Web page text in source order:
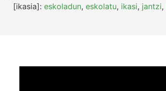
[ikasia]: eskoladun, eskolatu, ikasi, jantzi,